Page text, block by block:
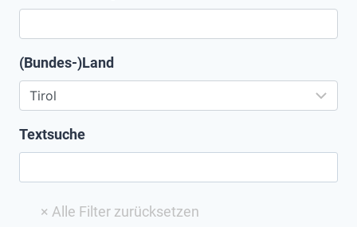
(Bundes-)Land
Textsuche